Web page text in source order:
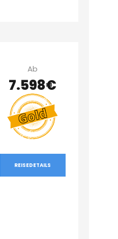
Ab
7.598€
REISEDETAILS